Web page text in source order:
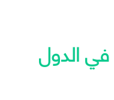
في الدول